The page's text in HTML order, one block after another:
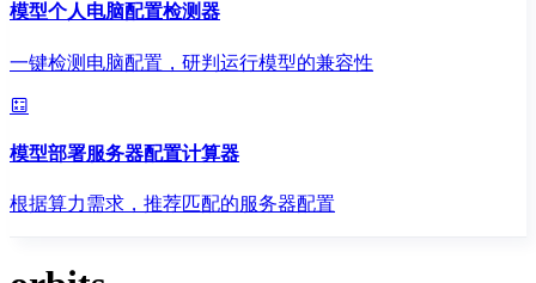
模型个人电脑配置检测器
一键检测电脑配置，研判运行模型的兼容性
模型部署服务器配置计算器
根据算力需求，推荐匹配的服务器配置